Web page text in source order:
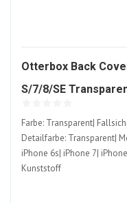
Otterbox Back
S/7/8/SE
Farbe: Transparent|
Detailfarbe: Transparent|
iPhone 6s| iPhone 7|
Kunststoff